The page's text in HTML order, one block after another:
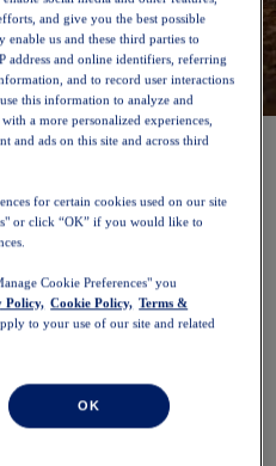
shoppen
6
and give you the best possible
enable us and these third parties to
address and online identifiers, referring
and to record user interactions
this information to analyze and
a more personalized experiences,
and ads on this site and across third
for certain cookies used on our site
or click “OK” if you would like to
Cookie Preferences" you
Policy, Cookie Policy, Terms &
to your use of our site and related
OK